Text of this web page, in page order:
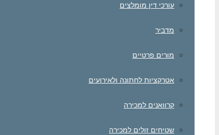
עורכי דין מומלצים
מדביר
מורים פרטיים
אטרקציות לחתונה ולאירועים
קרוואנים למכירה
שטיחים זולים למכירה